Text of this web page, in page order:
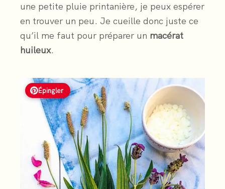
une petite pluie printanière, je peux espérer
en trouver un peu. Je cueille donc juste ce
qu’il me faut pour préparer un macérat
huileux.
Épingler